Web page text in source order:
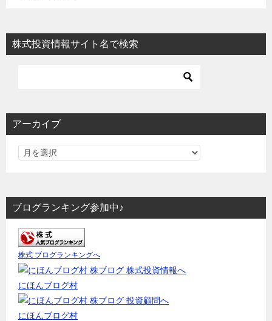
株式投資情報サイト名で検索
アーカイブ
ブログランキング参加中♪
株式 ブログランキングへ
にほんブログ村
にほんブログ村